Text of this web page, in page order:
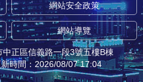
網站安全政策
網站導覽
正區信義路一段3號五樓B棟
時間：2026/08/07 17:04